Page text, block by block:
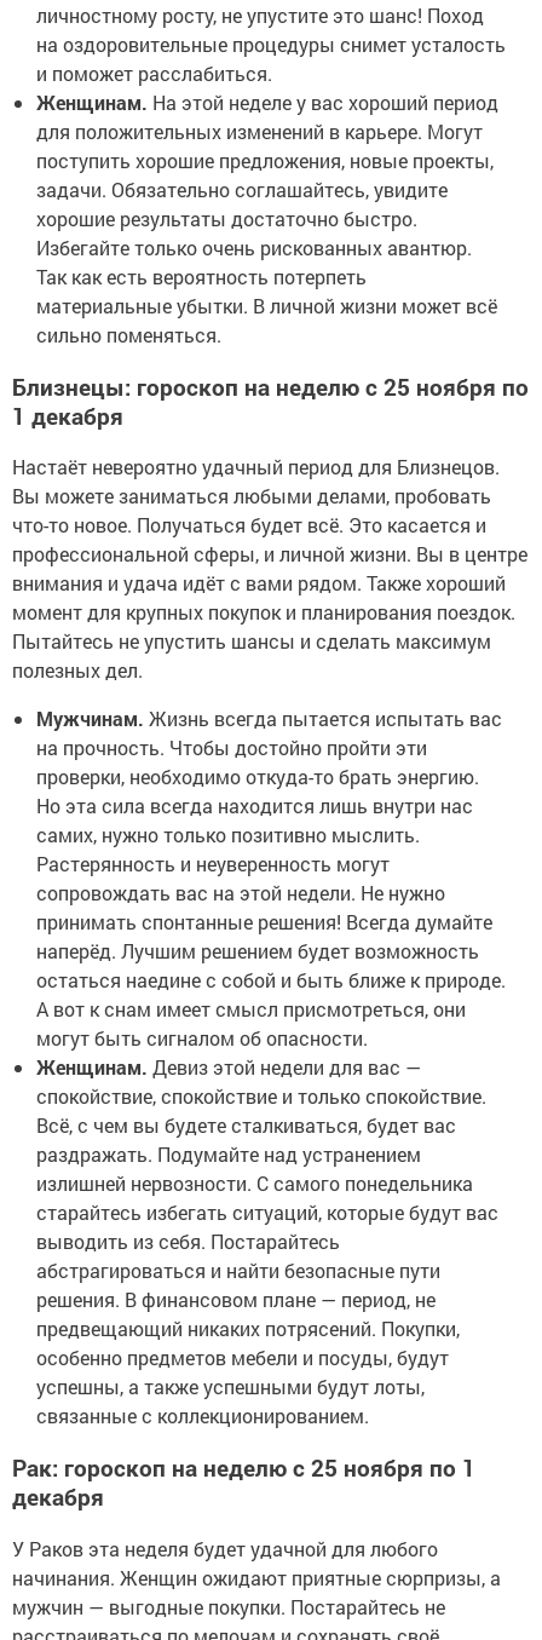
личностному росту, не упустите это шанс! Поход
на оздоровительные процедуры снимет усталость
и поможет расслабиться.
Женщинам. На этой неделе у вас хороший период
для положительных изменений в карьере. Могут
поступить хорошие предложения, новые проекты,
задачи. Обязательно соглашайтесь, увидите
хорошие результаты достаточно быстро.
Избегайте только очень рискованных авантюр.
Так как есть вероятность потерпеть
материальные убытки. В личной жизни может всё
сильно поменяться.
Близнецы: гороскоп на неделю с 25 ноября по
1 декабря
Настаёт невероятно удачный период для Близнецов.
Вы можете заниматься любыми делами, пробовать
что-то новое. Получаться будет всё. Это касается и
профессиональной сферы, и личной жизни. Вы в центре
внимания и удача идёт с вами рядом. Также хороший
момент для крупных покупок и планирования поездок.
Пытайтесь не упустить шансы и сделать максимум
полезных дел.
Мужчинам. Жизнь всегда пытается испытать вас
на прочность. Чтобы достойно пройти эти
проверки, необходимо откуда-то брать энергию.
Но эта сила всегда находится лишь внутри нас
самих, нужно только позитивно мыслить.
Растерянность и неуверенность могут
сопровождать вас на этой недели. Не нужно
принимать спонтанные решения! Всегда думайте
наперёд. Лучшим решением будет возможность
остаться наедине с собой и быть ближе к природе.
А вот к снам имеет смысл присмотреться, они
могут быть сигналом об опасности.
Женщинам. Девиз этой недели для вас —
спокойствие, спокойствие и только спокойствие.
Всё, с чем вы будете сталкиваться, будет вас
раздражать. Подумайте над устранением
излишней нервозности. С самого понедельника
старайтесь избегать ситуаций, которые будут вас
выводить из себя. Постарайтесь
абстрагироваться и найти безопасные пути
решения. В финансовом плане — период, не
предвещающий никаких потрясений. Покупки,
особенно предметов мебели и посуды, будут
успешны, а также успешными будут лоты,
связанные с коллекционированием.
Рак: гороскоп на неделю с 25 ноября по 1
декабря
У Раков эта неделя будет удачной для любого
начинания. Женщин ожидают приятные сюрпризы, а
мужчин — выгодные покупки. Постарайтесь не